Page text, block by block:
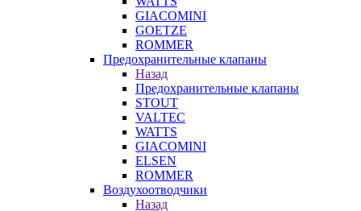
GIACOMINI
GOETZE
ROMMER
Предохранительные клапаны
Назад
Предохранительные клапаны
STOUT
VALTEC
WATTS
GIACOMINI
ELSEN
ROMMER
Воздухоотводчики
Назад